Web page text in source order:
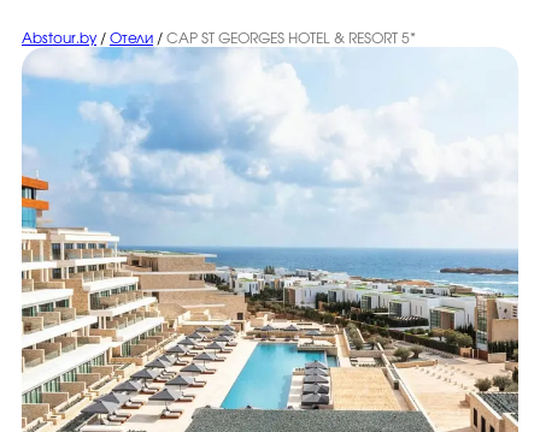
Abstour.by / Отели / CAP ST GEORGES HOTEL & RESORT 5*